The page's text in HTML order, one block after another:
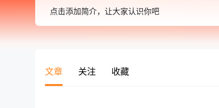
点击添加简介，让大家认识你吧
文章 关注 收藏